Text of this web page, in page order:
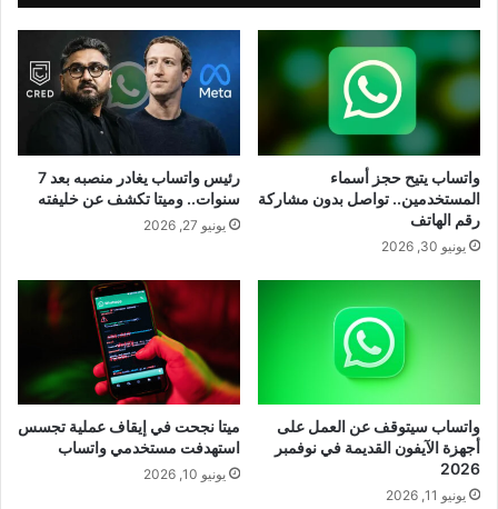
واتساب يتيح حجز أسماء
المستخدمين.. تواصل بدون مشاركة
رقم الهاتف
يونيو 30, 2026
رئيس واتساب يغادر منصبه بعد 7
سنوات.. وميتا تكشف عن خليفته
يونيو 27, 2026
واتساب سيتوقف عن العمل على
أجهزة الآيفون القديمة في نوفمبر
2026
يونيو 11, 2026
ميتا نجحت في إيقاف عملية تجسس
استهدفت مستخدمي واتساب
يونيو 10, 2026